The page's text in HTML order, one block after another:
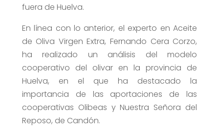
fuera de Huelva.
En línea con lo anterior, el experto en Aceite
de Oliva Virgen Extra, Fernando Cera Corzo,
ha realizado un análisis del modelo
cooperativo del olivar en la provincia de
Huelva, en el que ha destacado la
importancia de las aportaciones de las
cooperativas Olibeas y Nuestra Señora del
Reposo, de Candón.